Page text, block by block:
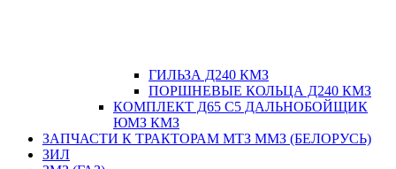
ГИЛЬЗА Д240 КМЗ
ПОРШНЕВЫЕ КОЛЬЦА Д240 КМЗ
КОМПЛЕКТ Д65 С5 ДАЛЬНОБОЙЩИК
ЮМЗ КМЗ
ЗАПЧАСТИ К ТРАКТОРАМ МТЗ ММЗ (БЕЛОРУСЬ)
ЗИЛ